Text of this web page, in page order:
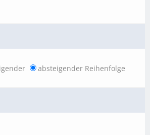
absteigender Reihenfolge